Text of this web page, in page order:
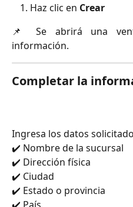
Haz clic en Crear
📌 Se abrirá una
información.
Completar la
Ingresa los datos
✔️ Nombre de la sucursal
✔️ Dirección física
✔️ Ciudad
✔️ Estado o provincia